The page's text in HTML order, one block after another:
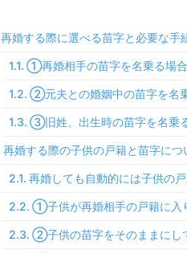
再婚する際に選べる苗字と必要な手
①再婚相手の苗字を名乗る場合
②元夫との婚姻中の苗字を名
③旧姓、出生時の苗字を名乗
再婚する際の子供の戸籍と苗字につ
再婚しても自動的には子供の
①子供が再婚相手の戸籍に入
②子供の苗字をそのままにし